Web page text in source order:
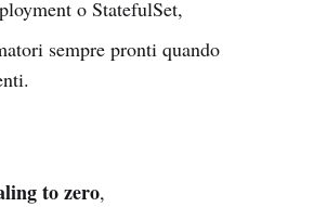
o StatefulSet,
sempre pronti quando
to zero,